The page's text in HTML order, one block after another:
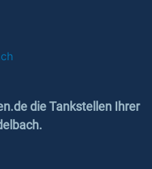
die Tankstellen Ihrer